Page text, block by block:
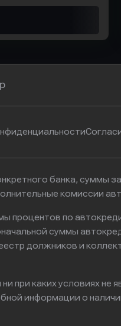
банка, суммы
комиссии
процентов по
суммы
должников и
при каких условиях не
информации о